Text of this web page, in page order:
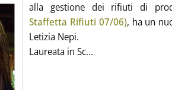
alla gestione dei rifiuti di
Staffetta Rifiuti 07/06), ha un
Letizia Nepi.
Laureata in Sc...